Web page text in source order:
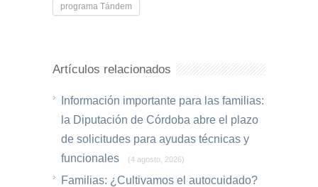
programa Tándem
Artículos relacionados
Información importante para las familias:
la Diputación de Córdoba abre el plazo
de solicitudes para ayudas técnicas y
funcionales
(4 agosto, 2026)
Familias: ¿Cultivamos el autocuidado?